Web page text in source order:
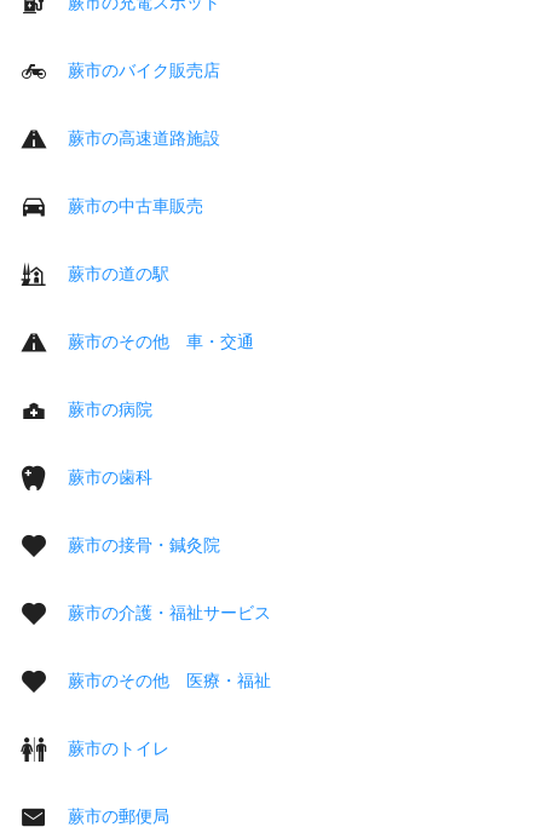
蕨市のバイク販売店
蕨市の高速道路施設
蕨市の中古車販売
蕨市の道の駅
蕨市のその他 車・交通
蕨市の病院
蕨市の歯科
蕨市の接骨・鍼灸院
蕨市の介護・福祉サービス
蕨市のその他 医療・福祉
蕨市のトイレ
蕨市の郵便局